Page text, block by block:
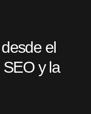
desde el
SEO y la